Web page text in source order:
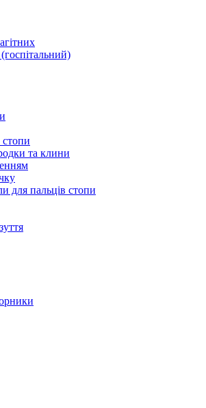
стопи
та клини
для пальців стопи